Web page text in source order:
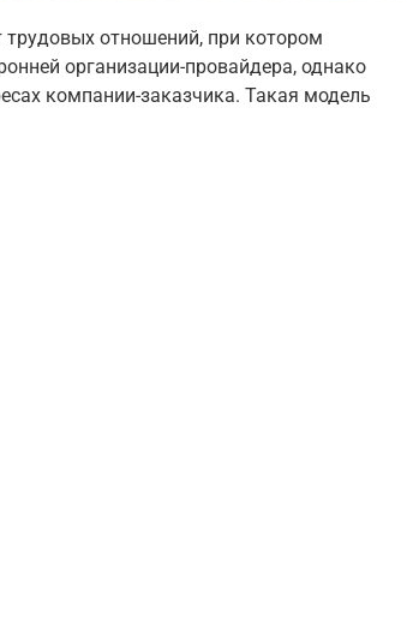
отношений, при котором
организации-провайдера, однако
компании-заказчика. Такая модель